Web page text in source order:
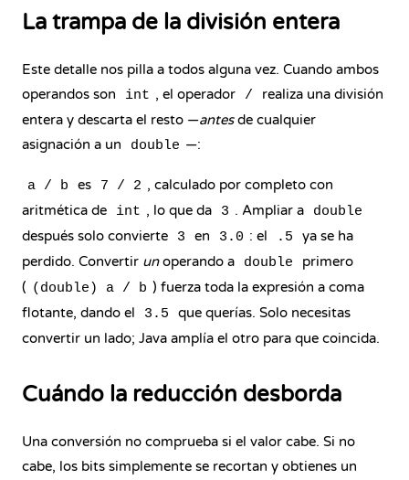
La trampa de la división entera
Este detalle nos pilla a todos alguna vez. Cuando ambos
operandos son
int , el operador /
realiza una división
entera y descarta el resto —antesde cualquier
asignación a un
double —:
a / b es 7 / 2 , calculado por completo con
aritmética de
int , lo que da 3 . Ampliar a double
después solo convierte 3 en 3.0 : el .5
ya se ha
perdido. Convertir unoperando a double
primero
( (double) a / b ) fuerza toda la expresión a coma
flotante, dando el
3.5
que querías. Solo necesitas
convertir un lado; Java amplía el otro para que coincida.
Cuándo la reducción desborda
Una conversión no comprueba si el valor cabe. Si no
cabe, los bits simplemente se recortan y obtienes un